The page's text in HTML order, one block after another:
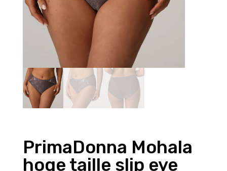
PrimaDonna Mohala
hoge taille slip eye